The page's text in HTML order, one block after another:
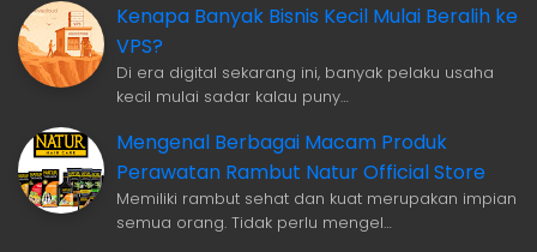
Kenapa Banyak Bisnis Kecil Mulai Beralih ke
VPS?
Di era digital sekarang ini, banyak pelaku usaha
kecil mulai sadar kalau puny…
Mengenal Berbagai Macam Produk
Perawatan Rambut Natur Official Store
Memiliki rambut sehat dan kuat merupakan impian
semua orang. Tidak perlu mengel…